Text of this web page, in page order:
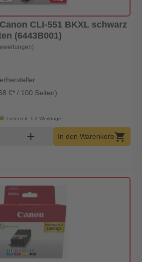
CLI-551 BKXL schwarz
(6443B001)
€* / 100 Seiten)
Lieferzeit: 1-2 Werktage
Warenkorb Menge
add In den Warenkorbshopping_cart